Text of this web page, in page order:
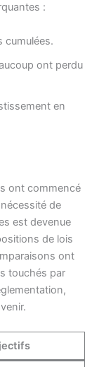
:
cumulées.
ont perdu
en
ont commencé
de
est devenue
de lois
ont
touchés par